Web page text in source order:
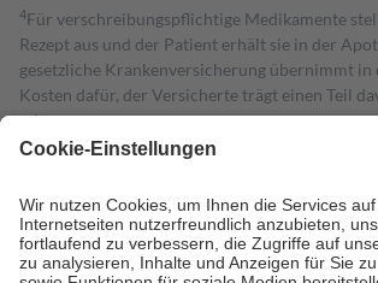
4Für verschreibungspflichtige Medikamente
Rezept aus und der Patient erhält sie in der
gesetzliche Krankenversicherung übernimmt in
Kosten dafür, der Versicherte trägt einen Teil
mit.
Grundsätzlich leisten Mitglieder Zuzahlungen in
höchstens zehn Euro.
Es sind jedoch nie mehr
Kosten der Leistung zu entrichten.
Diese Regeln gelten grundsätzlich auch für
Bei Heilmitteln und häuslicher Krankenpflege